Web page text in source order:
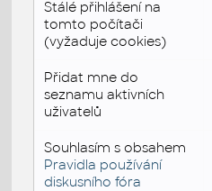
Stálé přihlášení na
tomto počítači
(vyžaduje cookies)
Přidat mne do
seznamu aktivních
uživatelů
Souhlasím s obsahem
Pravidla používání
diskusního fóra